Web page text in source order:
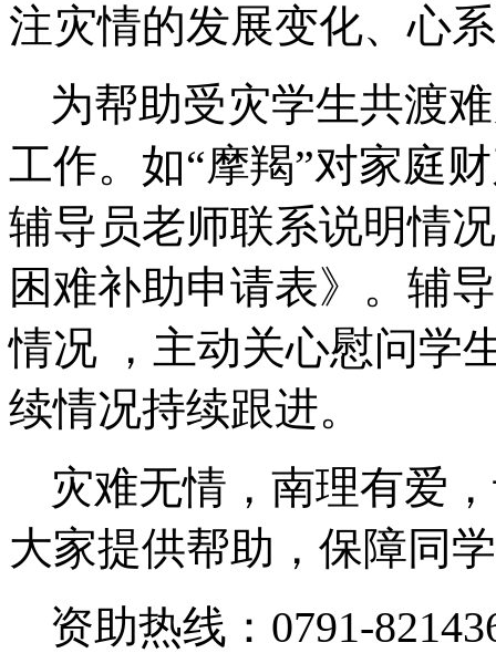
注灾情的发展变化、心
为帮助受灾学生共渡
工作。如“摩羯”对家庭
辅导员老师联系说明情
困难补助申请表》。辅
情况 ，主动关心慰问学
续情况持续跟进。
灾难无情，南理有爱
大家提供帮助，保障同
资助热线：0791-